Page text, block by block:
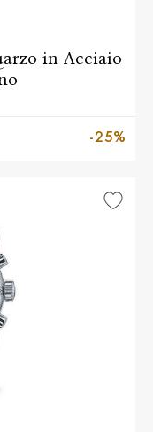
in Acciaio
-25%